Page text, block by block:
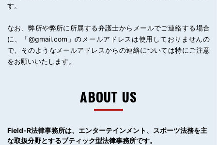
す。
なお、弊所や弊所に所属する弁護士からメールでご連絡する場合
に、「@gmail.com」のメールアドレスは使用しておりませんの
で、そのようなメールアドレスからの連絡については特にご注意
をお願いいたします。
ABOUT US
Field-R法律事務所は、エンターテインメント、
スポーツ法務を主
な取扱分野とするブティック型法律事務所です。